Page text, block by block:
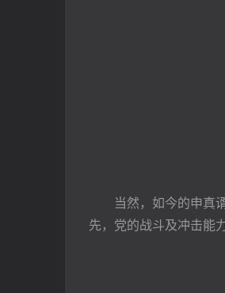
当然，如今的申真谞
先，党的战斗及冲击能